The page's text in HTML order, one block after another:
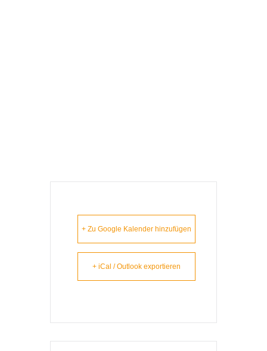
+ Zu Google Kalender hinzufügen
+ iCal / Outlook exportieren